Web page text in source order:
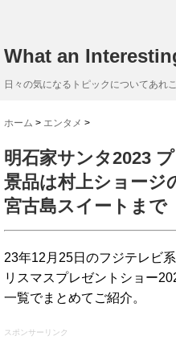
What an
日々の気になるトピックについてあれ
ホーム > エンタメ >
明石家サンタ2023
景品は村上ショージ
宮古島スイートまで
23年12月25日のフジテレビ
リスマスプレゼントショー
一覧でまとめてご紹介。
スポンサーリンク